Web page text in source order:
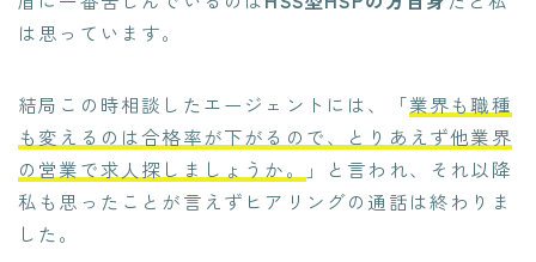
は思っています。
結局この時相談したエージェントには、「業界も職種
も変えるのは合格率が下がるので、とりあえず他業界
の営業で求人探しましょうか。
」と言われ、それ以降
私も思ったことが言えずヒアリングの通話は終わりま
した。